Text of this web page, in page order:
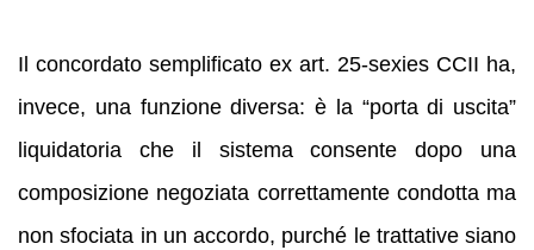
Il concordato semplificato ex art. 25-sexies CCII ha,
invece, una funzione diversa: è la “porta di uscita”
liquidatoria che il sistema consente dopo una
composizione negoziata correttamente condotta ma
non sfociata in un accordo, purché le trattative siano